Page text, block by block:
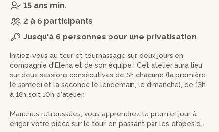
15 ans min.
2 à 6 participants
Jusqu'à 6 personnes pour une privatisation
Initiez-vous au tour et tournassage sur deux jours en
compagnie d'Elena et de son équipe ! Cet atelier aura lieu
sur deux sessions consécutives de 5h chacune (la première
le samedi et la seconde le lendemain, le dimanche), de 13h
à 18h soit 10h d'atelier.
Manches retroussées, vous apprendrez le premier jour à
ériger votre pièce sur le tour, en passant par les étapes de